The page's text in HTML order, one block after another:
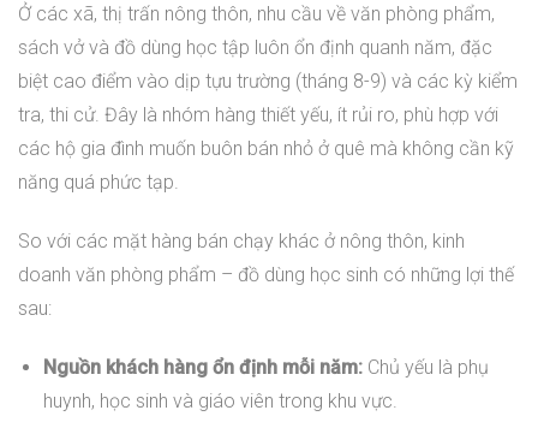
Ở các xã, thị trấn nông thôn, nhu cầu về văn phòng phẩm,
sách vở và đồ dùng học tập luôn ổn định quanh năm, đặc
biệt cao điểm vào dịp tựu trường (tháng 8-9) và các kỳ kiểm
tra, thi cử. Đây là nhóm hàng thiết yếu, ít rủi ro, phù hợp với
các hộ gia đình muốn buôn bán nhỏ ở quê mà không cần kỹ
năng quá phức tạp.
So với các mặt hàng bán chạy khác ở nông thôn, kinh
doanh văn phòng phẩm – đồ dùng học sinh có những lợi thế
sau:
Nguồn khách hàng ổn định mỗi năm:Chủ yếu là phụ
huynh, học sinh và giáo viên trong khu vực.